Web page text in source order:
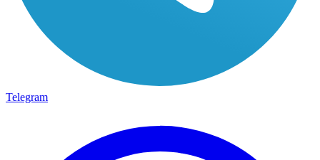
Telegram